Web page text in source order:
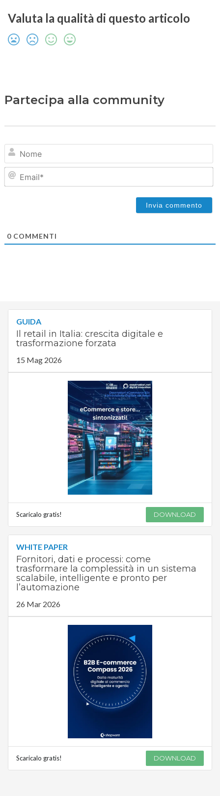
Valuta la qualità di questo articolo
Partecipa alla community
0COMMENTI
GUIDA
Il retail in Italia: crescita digitale e
trasformazione forzata
15 Mag 2026
Scaricalo gratis! DOWNLOAD
WHITE PAPER
Fornitori, dati e processi: come
trasformare la complessità in un sistema
scalabile, intelligente e pronto per
l’automazione
26 Mar 2026
Scaricalo gratis! DOWNLOAD